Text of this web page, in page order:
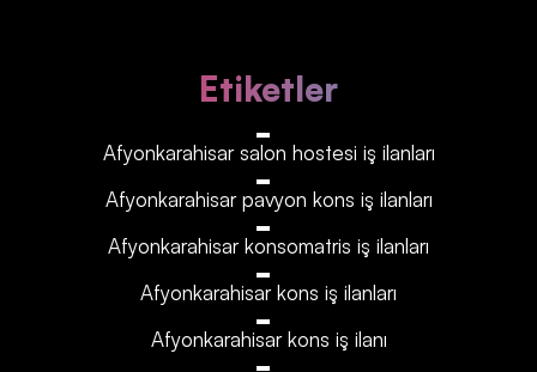
Etiketler
Afyonkarahisar‎‎‎‎ salon hostesi iş ilanları
Afyonkarahisar‎‎‎‎ pavyon kons iş ilanları
Afyonkarahisar‎‎‎‎ konsomatris iş ilanları
Afyonkarahisar‎‎‎‎ kons iş ilanları
Afyonkarahisar‎‎‎‎ kons iş ilanı